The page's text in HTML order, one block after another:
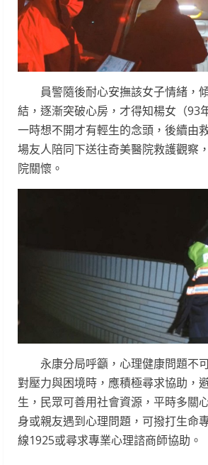
員警隨後耐心安撫該女子情緒，
結，逐漸突破心房，才得知楊女（93
一時想不開才有輕生的念頭，後續由
場友人陪同下送往奇美醫院救護觀察
院關懷。
永康分局呼籲，心理健康問題不
對壓力與困境時，應積極尋求協助，
生，民眾可善用社會資源，平時多關
身或親友遇到心理問題，可撥打生命
線1925或尋求專業心理諮商師協助。